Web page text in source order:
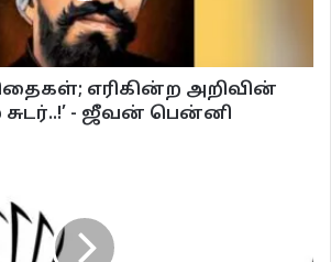
நானும் பதிலுக்கு என்னை அறிமுகப்படுத்திக்
என் கையை எடுத்து அவள் கன்னத்தில்
ஆனால் அதை உள்மனம் வெகுவாக
குளிர்ச்சியால் அவளும் குளிர்ந்திருந்தாள். அவளது
நனைந்து பாதி உலர்ந்திருந்ததைக் கவனித்த போது
கண்களை மூடிக்கொண்டேன். அவள்
சேற்றின் மணம் வீச ஆரம்பித்தது. குளிர்ந்த
எரிகின்ற அறிவின்
சுடர்..!’ - ஜீவன் பென்னி